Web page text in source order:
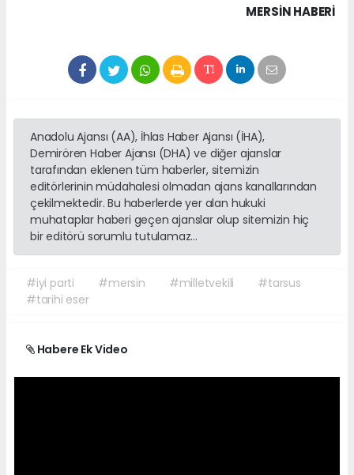
MERSIN HABERİ
Anadolu Ajansı (AA), İhlas Haber Ajansı (İHA),
Demirören Haber Ajansı (DHA) ve diğer ajanslar
tarafından eklenen tüm haberler, sitemizin
editörlerinin müdahalesi olmadan ajans kanallarından
çekilmektedir. Bu haberlerde yer alan hukuki
muhataplar haberi geçen ajanslar olup sitemizin hiç
bir editörü sorumlu tutulamaz...
#iyi parti #mersin #milletvekili
#tarsus
#tarihi eser
Habere Ek Video